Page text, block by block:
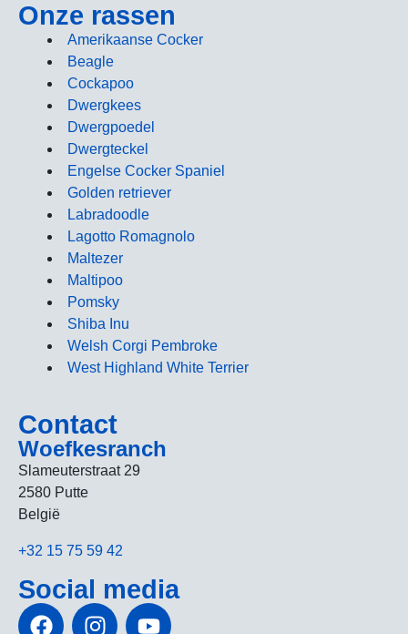
Onze rassen
Amerikaanse Cocker
Beagle
Cockapoo
Dwergkees
Dwergpoedel
Dwergteckel
Engelse Cocker Spaniel
Golden retriever
Labradoodle
Lagotto Romagnolo
Maltezer
Maltipoo
Pomsky
Shiba Inu
Welsh Corgi Pembroke
West Highland White Terrier
Contact
Woefkesranch
Slameuterstraat 29
2580 Putte
België
+32 15 75 59 42
Social media